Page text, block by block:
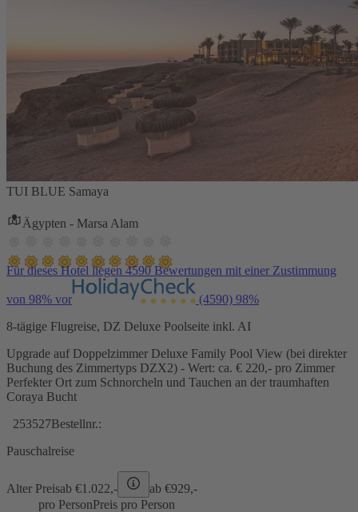
TUI BLUE Samaya
Ägypten - Marsa Alam
Für dieses Hotel liegen 4590 Bewertungen mit einer Zustimmung
von 98% vor (4590) 98%
8-tägige Flugreise, DZ Deluxe Poolseite inkl. AI
Upgrade auf Doppelzimmer Deluxe Family Pool View (bei direkter
Buchung des Zimmertyps DZX2) - Wert: ca. € 220,- pro Zimmer
Perfekter Ort zum Schnorcheln und Tauchen an der traumhaften
Coraya Bucht
253527Bestellnr.:
Pauschalreise
Alter Preisab €1.022,- ab €929,-
pro PersonPreis pro Person